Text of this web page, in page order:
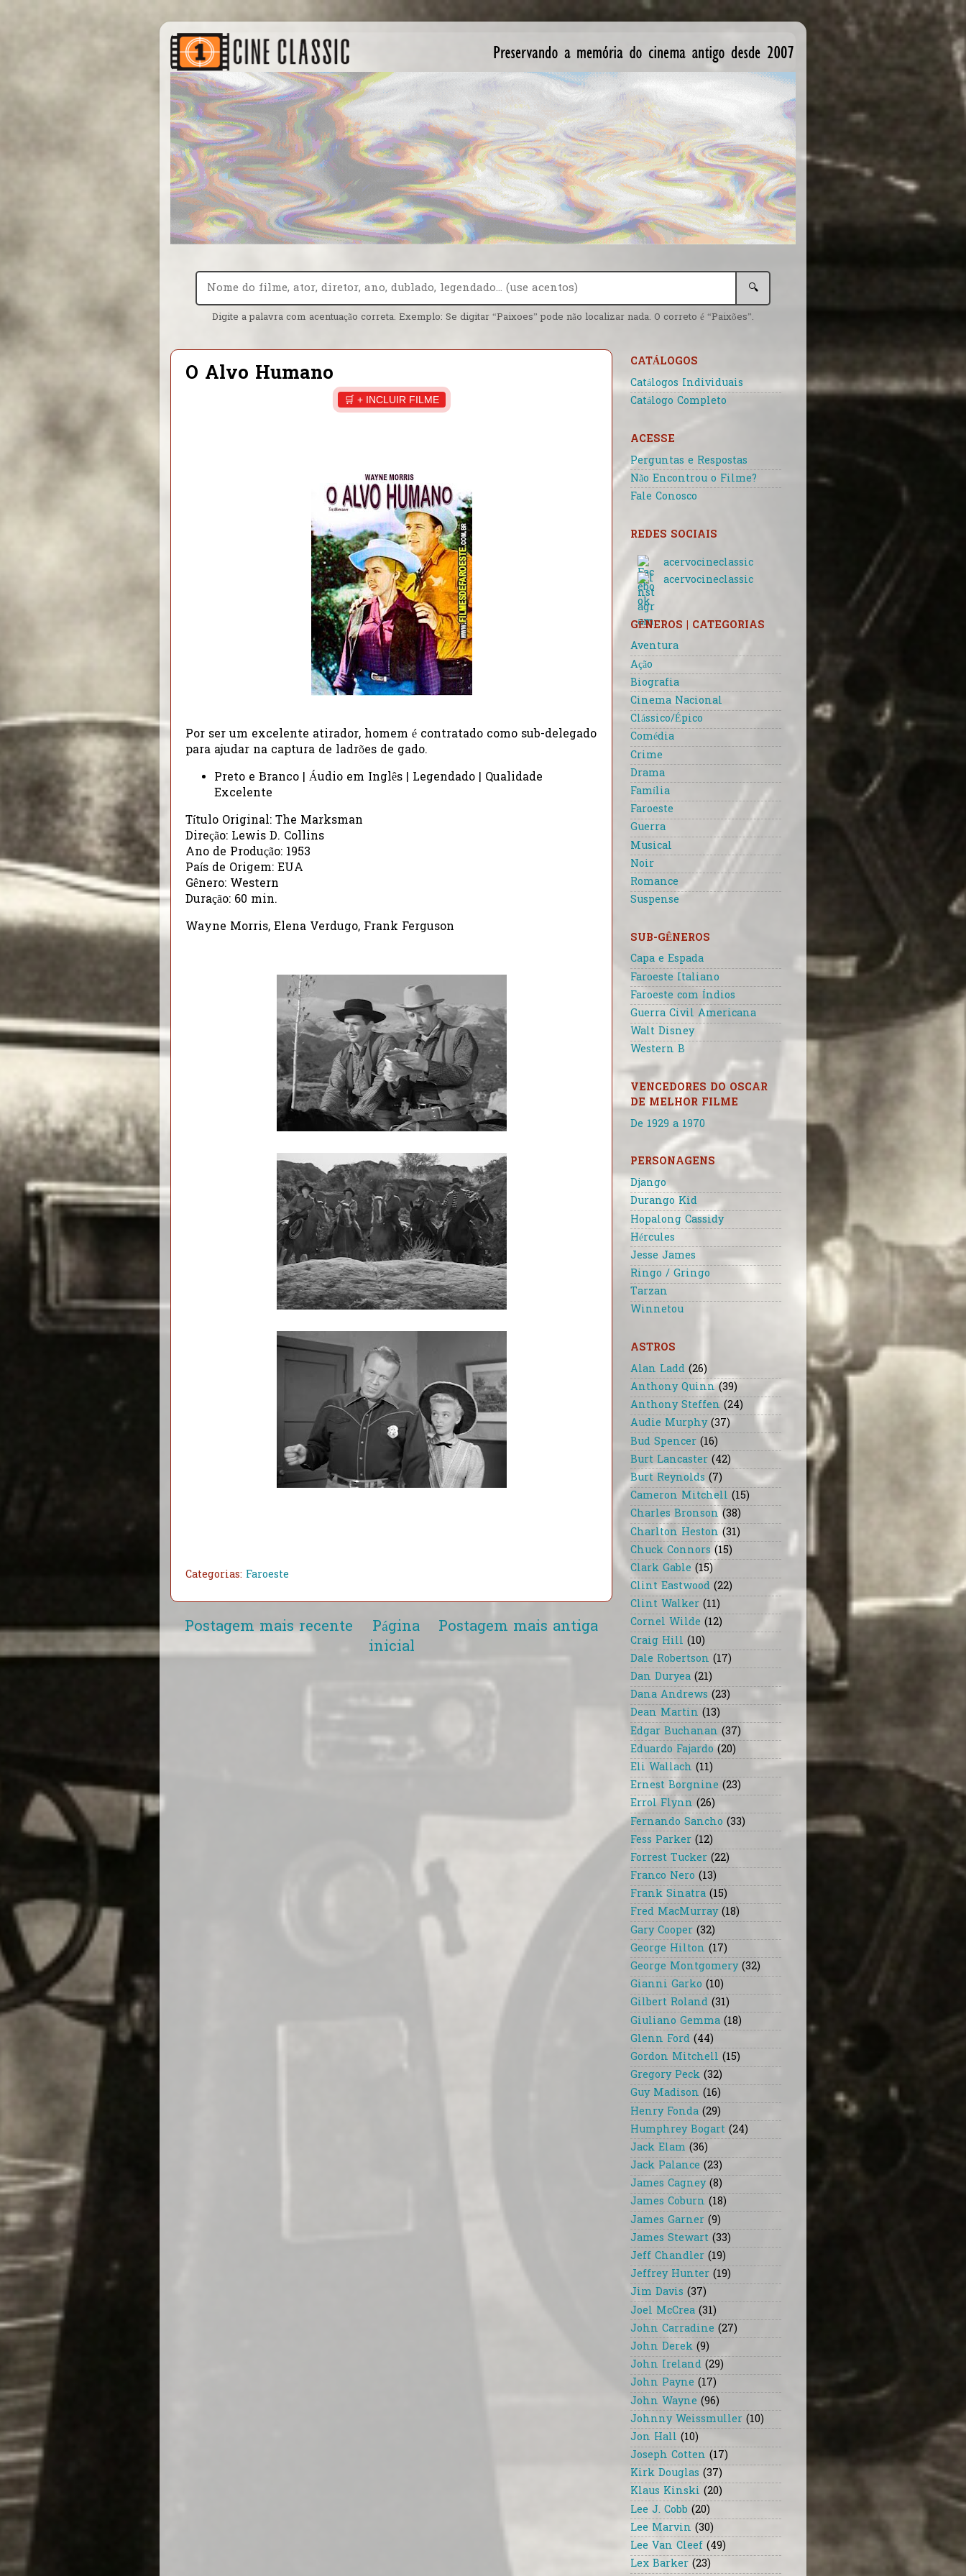
🔍
Digite a palavra com acentuação correta. Exemplo: Se digitar “Paixoes” pode não localizar nada. O correto é “Paixões”.
O Alvo Humano
🛒 + INCLUIR FILME
Por ser um excelente atirador, homem é contratado como sub-delegado
para ajudar na captura de ladrões de gado.
Preto e Branco | Áudio em Inglês | Legendado | Qualidade
Excelente
Título Original: The Marksman
Direção: Lewis D. Collins
Ano de Produção: 1953
País de Origem: EUA
Gênero: Western
Duração: 60 min.
Wayne Morris, Elena Verdugo, Frank Ferguson
Categorias: Faroeste
Postagem mais recente Postagem mais antiga
Página
inicial
CATÁLOGOS
Catálogos Individuais
Catálogo Completo
ACESSE
Perguntas e Respostas
Não Encontrou o Filme?
Fale Conosco
REDES SOCIAIS
acervocineclassic
acervocineclassic
GÊNEROS | CATEGORIAS
Aventura
Ação
Biografia
Cinema Nacional
Clássico/Épico
Comédia
Crime
Drama
Família
Faroeste
Guerra
Musical
Noir
Romance
Suspense
SUB-GÊNEROS
Capa e Espada
Faroeste Italiano
Faroeste com Índios
Guerra Civil Americana
Walt Disney
Western B
VENCEDORES DO OSCAR
DE MELHOR FILME
De 1929 a 1970
PERSONAGENS
Django
Durango Kid
Hopalong Cassidy
Hércules
Jesse James
Ringo / Gringo
Tarzan
Winnetou
ASTROS
Alan Ladd (26)
Anthony Quinn (39)
Anthony Steffen (24)
Audie Murphy (37)
Bud Spencer (16)
Burt Lancaster (42)
Burt Reynolds (7)
Cameron Mitchell (15)
Charles Bronson (38)
Charlton Heston (31)
Chuck Connors (15)
Clark Gable (15)
Clint Eastwood (22)
Clint Walker (11)
Cornel Wilde (12)
Craig Hill (10)
Dale Robertson (17)
Dan Duryea (21)
Dana Andrews (23)
Dean Martin (13)
Edgar Buchanan (37)
Eduardo Fajardo (20)
Eli Wallach (11)
Ernest Borgnine (23)
Errol Flynn (26)
Fernando Sancho (33)
Fess Parker (12)
Forrest Tucker (22)
Franco Nero (13)
Frank Sinatra (15)
Fred MacMurray (18)
Gary Cooper (32)
George Hilton (17)
George Montgomery (32)
Gianni Garko (10)
Gilbert Roland (31)
Giuliano Gemma (18)
Glenn Ford (44)
Gordon Mitchell (15)
Gregory Peck (32)
Guy Madison (16)
Henry Fonda (29)
Humphrey Bogart (24)
Jack Elam (36)
Jack Palance (23)
James Cagney (8)
James Coburn (18)
James Garner (9)
James Stewart (33)
Jeff Chandler (19)
Jeffrey Hunter (19)
Jim Davis (37)
Joel McCrea (31)
John Carradine (27)
John Derek (9)
John Ireland (29)
John Payne (17)
John Wayne (96)
Johnny Weissmuller (10)
Jon Hall (10)
Joseph Cotten (17)
Kirk Douglas (37)
Klaus Kinski (20)
Lee J. Cobb (20)
Lee Marvin (30)
Lee Van Cleef (49)
Lex Barker (23)